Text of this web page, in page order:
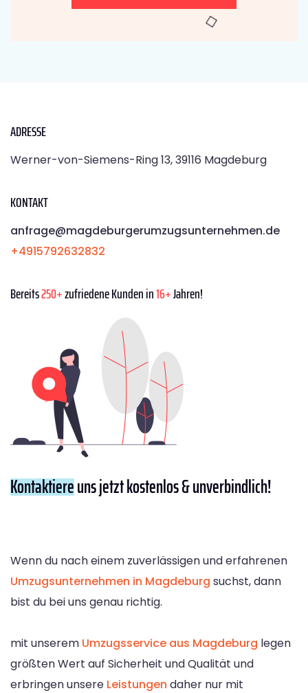
ADRESSE
Werner-von-Siemens-Ring 13, 39116 Magdeburg
KONTAKT
anfrage@magdeburgerumzugsunternehmen.de
+4915792632832
Bereits250+zufriedene Kunden in16+Jahren!
Kontaktiereuns jetzt kostenlos & unverbindlich!
Wenn du nach einem zuverlässigen und erfahrenen
Umzugsunternehmen in Magdeburg suchst, dann
bist du bei uns genau richtig.
mit unserem Umzugsservice aus Magdeburg legen
größten Wert auf Sicherheit und Qualität und
erbringen unsere Leistungen daher nur mit